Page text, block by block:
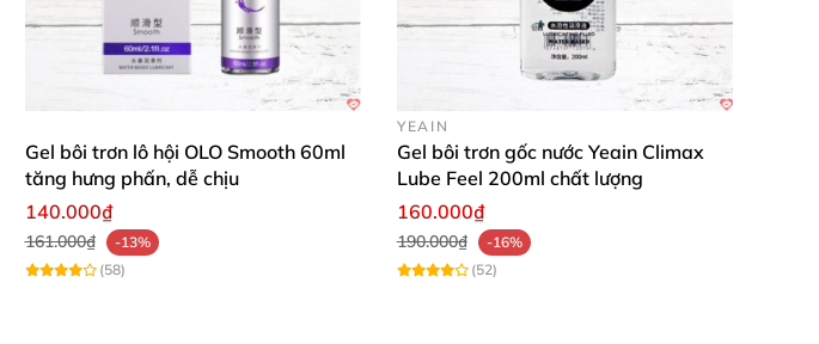
Gel bôi trơn lô hội OLO Smooth 60ml
tăng hưng phấn, dễ chịu
140.000₫
161.000₫
-13%
(58)
YEAIN
Gel bôi trơn gốc nước Yeain Climax
Lube Feel 200ml chất lượng
160.000₫
190.000₫
-16%
(52)